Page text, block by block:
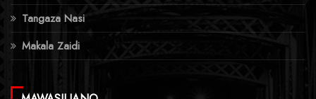
Tangaza Nasi
Makala Zaidi